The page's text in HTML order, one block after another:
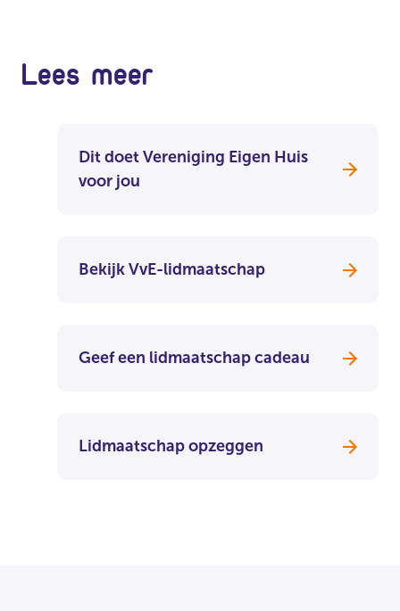
Lees meer
Dit doet Vereniging Eigen Huis
voor jou
Bekijk VvE-lidmaatschap
Geef een lidmaatschap cadeau
Lidmaatschap opzeggen